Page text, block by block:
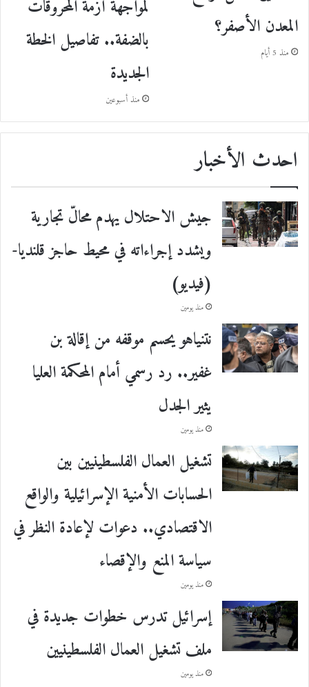
المعدن الأصفر؟
منذ 5 أيام
لمواجهة أزمة المحروقات
بالضفة.. تفاصيل الخطة
الجديدة
منذ أسبوعين
احدث الأخبار
جيش الاحتلال يهدم محالّ تجارية
ويشدد إجراءاته في محيط حاجز قلنديا-
(فيديو)
منذ يومين
نتنياهو يحسم موقفه من إقالة بن
غفير.. رد رسمي أمام المحكمة العليا
يثير الجدل
منذ يومين
تشغيل العمال الفلسطينيين بين
الحسابات الأمنية الإسرائيلية والواقع
الاقتصادي.. دعوات لإعادة النظر في
سياسة المنع والإقصاء
منذ يومين
إسرائيل تدرس خطوات جديدة في
ملف تشغيل العمال الفلسطينيين
منذ يومين